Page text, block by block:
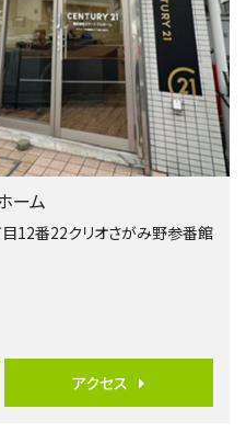
4,080万円
4ＬＤＫ
淵野辺駅
歩17分
ッチンから…
3,680万円
バ19分・ 歩8分
角地区画。 …
4ＬＤＫ
さがみ野駅
ーム
12番22クリオさがみ野参番館
アクセス